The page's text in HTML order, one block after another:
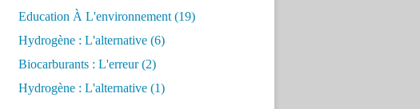
Education À L'environnement (19)
Hydrogène : L'alternative (6)
Biocarburants : L'erreur(2)
Hydrogène : L'alternative (1)